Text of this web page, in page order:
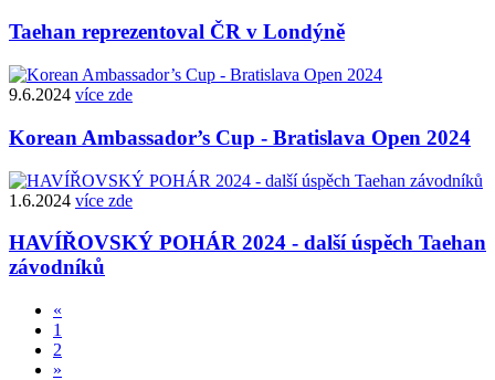
Taehan reprezentoval ČR v Londýně
9.6.2024 více zde
Korean Ambassador’s Cup - Bratislava Open 2024
1.6.2024 více zde
HAVÍŘOVSKÝ POHÁR 2024 - další úspěch Taehan
závodníků
«
1
2
»